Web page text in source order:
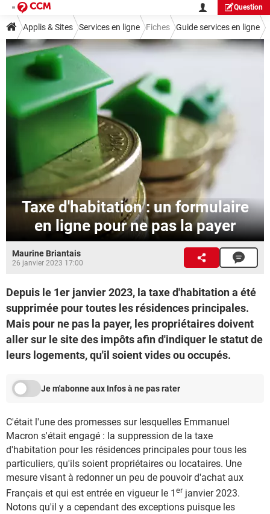
Question
Applis & Sites Services en ligne Fiches Guide services en ligne
Services publics
Taxe d'habitation : un formulaire
en ligne pour ne pas la payer
Maurine Briantais
26 janvier 2023 17:00
Depuis le 1er janvier 2023, la taxe d'habitation a été
supprimée pour toutes les résidences principales.
Mais pour ne pas la payer, les propriétaires doivent
aller sur le site des impôts afin d'indiquer le statut de
leurs logements, qu'il soient vides ou occupés.
Je m'abonne aux Infos à ne pas rater
C'était l'une des promesses sur lesquelles Emmanuel
Macron s'était engagé : la suppression de la taxe
d'habitation pour les résidences principales pour tous les
particuliers, qu'ils soient propriétaires ou locataires. Une
mesure visant à redonner un peu de pouvoir d'achat aux
Français et qui est entrée en vigueur le 1 er janvier 2023.
Notons qu'il y a cependant des exceptions puisque les